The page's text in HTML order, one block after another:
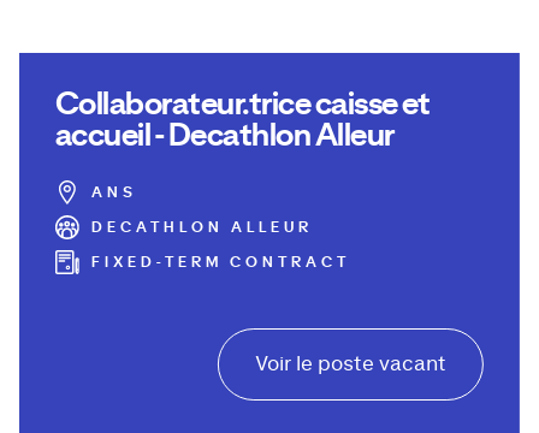
Collaborateur.trice caisse et
accueil - Decathlon Alleur
ANS
DECATHLON ALLEUR
FIXED-TERM CONTRACT
Voir le poste vacant